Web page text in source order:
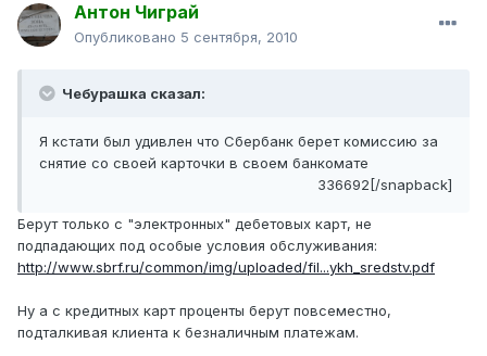
Антон Чиграй
Опубликовано 5 сентября, 2010
Чебурашка сказал:
Я кстати был удивлен что Сбербанк берет комиссию за
снятие со своей карточки в своем банкомате
336692[/snapback]
Берут только с "электронных" дебетовых карт, не
подпадающих под особые условия обслуживания:
http://www.sbrf.ru/common/img/uploaded/fil...ykh_sredstv.pdf
Ну а с кредитных карт проценты берут повсеместно,
подталкивая клиента к безналичным платежам.